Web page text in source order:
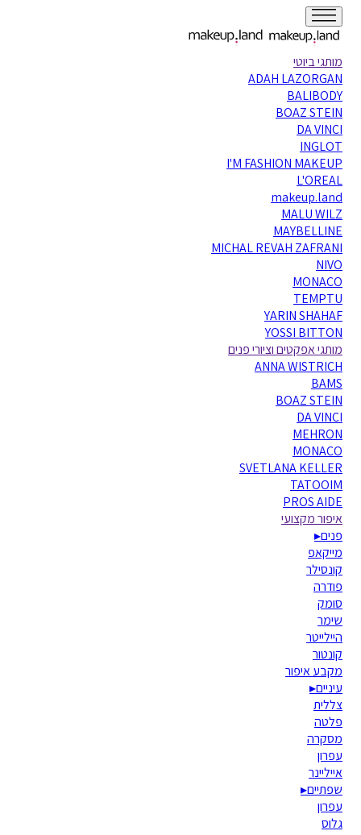
מותגי ביוטי
ADAH LAZORGAN
BALIBODY
BOAZ STEIN
DA VINCI
INGLOT
I'M FASHION MAKEUP
L'OREAL
makeup.land
MALU WILZ
MAYBELLINE
MICHAL REVAH ZAFRANI
NIVO
MONACO
TEMPTU
YARIN SHAHAF
YOSSI BITTON
מותגי אפקטים וציורי פנים
ANNA WISTRICH
BAMS
BOAZ STEIN
DA VINCI
MEHRON
MONACO
SVETLANA KELLER
TATOOIM
PROS AIDE
איפור מקצועי
פנים▸
מייקאפ
קונסילר
פודרה
סומק
שימר
היילייטר
קונטור
מקבע איפור
עיניים▸
צללית
פלטה
מסקרה
עפרון
אייליינר
שפתיים▸
עפרון
גלוס